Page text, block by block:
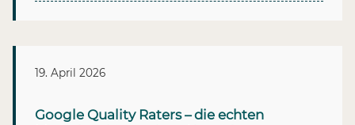
19. April 2026
Google Quality Raters – die echten